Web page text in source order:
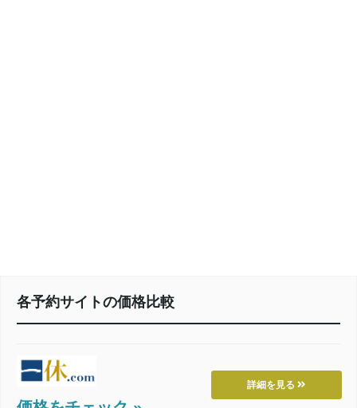
各予約サイトの価格比較
詳細を見る